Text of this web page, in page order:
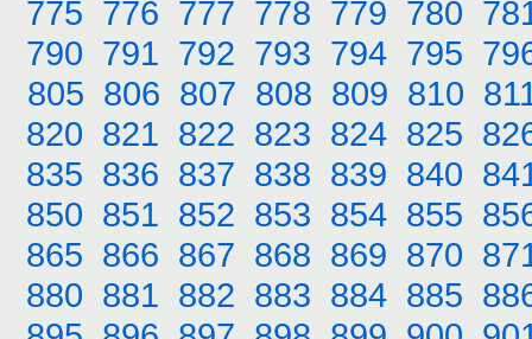
775 776 777 778 779 780
790 791 792 793 794 795
805 806 807 808 809 810
820 821 822 823 824 825
835 836 837 838 839 840
850 851 852 853 854 855
865 866 867 868 869 870
880 881 882 883 884 885